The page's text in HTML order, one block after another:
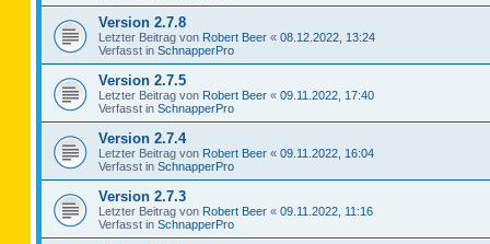
Version 2.7.8
Letzter Beitrag von Robert Beer « 08.12.2022, 13:24
Verfasst in SchnapperPro
Version 2.7.5
Letzter Beitrag von Robert Beer « 09.11.2022, 17:40
Verfasst in SchnapperPro
Version 2.7.4
Letzter Beitrag von Robert Beer « 09.11.2022, 16:04
Verfasst in SchnapperPro
Version 2.7.3
Letzter Beitrag von Robert Beer « 09.11.2022, 11:16
Verfasst in SchnapperPro